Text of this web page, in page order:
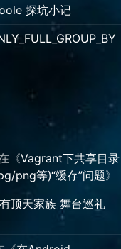
探坑小记
《Vagrant下共享目录
png等)“缓存”问题》
有顶天家族 舞台巡礼